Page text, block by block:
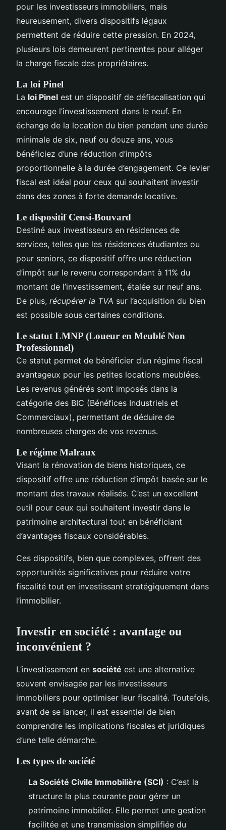
pour les investisseurs immobiliers, mais
heureusement, divers dispositifs légaux
permettent de réduire cette pression. En 2024,
plusieurs lois demeurent pertinentes pour alléger
la charge fiscale des propriétaires.
La loi Pinel
La loi Pinel est un dispositif de défiscalisation qui
encourage l’investissement dans le neuf. En
échange de la location du bien pendant une durée
minimale de six, neuf ou douze ans, vous
bénéficiez d’une réduction d’impôts
proportionnelle à la durée d’engagement. Ce levier
fiscal est idéal pour ceux qui souhaitent investir
dans des zones à forte demande locative.
Le dispositif Censi-Bouvard
Destiné aux investisseurs en résidences de
services, telles que les résidences étudiantes ou
pour seniors, ce dispositif offre une réduction
d’impôt sur le revenu correspondant à 11% du
montant de l’investissement, étalée sur neuf ans.
De plus, récupérer la TVA sur l’acquisition du bien
est possible sous certaines conditions.
Le statut LMNP (Loueur en Meublé Non
Professionnel)
Ce statut permet de bénéficier d’un régime fiscal
avantageux pour les petites locations meublées.
Les revenus générés sont imposés dans la
catégorie des BIC (Bénéfices Industriels et
Commerciaux), permettant de déduire de
nombreuses charges de vos revenus.
Le régime Malraux
Visant la rénovation de biens historiques, ce
dispositif offre une réduction d’impôt basée sur le
montant des travaux réalisés. C’est un excellent
outil pour ceux qui souhaitent investir dans le
patrimoine architectural tout en bénéficiant
d’avantages fiscaux considérables.
Ces dispositifs, bien que complexes, offrent des
opportunités significatives pour réduire votre
fiscalité tout en investissant stratégiquement dans
l’immobilier.
Investir en société : avantage ou
inconvénient ?
L’investissement en société est une alternative
souvent envisagée par les investisseurs
immobiliers pour optimiser leur fiscalité. Toutefois,
avant de se lancer, il est essentiel de bien
comprendre les implications fiscales et juridiques
d’une telle démarche.
Les types de société
La Société Civile Immobilière (SCI) : C’est la
structure la plus courante pour gérer un
patrimoine immobilier. Elle permet une gestion
facilitée et une transmission simplifiée du